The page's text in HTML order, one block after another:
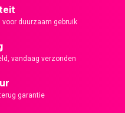
duurzaam gebruik
vandaag verzonden
garantie